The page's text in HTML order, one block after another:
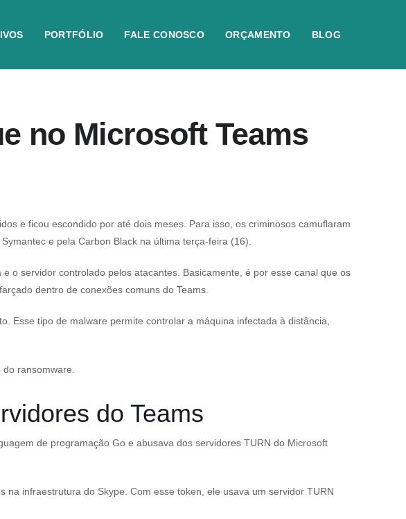
PORTFÓLIO FALE CONOSCO ORÇAMENTO BLOG
no Microsoft Teams
e ficou escondido por até dois meses. Para isso, os criminosos camuflaram
e pela Carbon Black na última terça-feira (16).
o servidor controlado pelos atacantes. Basicamente, é por esse canal que os
dentro de conexões comuns do Teams.
Esse tipo de malware permite controlar a máquina infectada à distância,
ransomware.
do Teams
de programação Go e abusava dos servidores TURN do Microsoft
infraestrutura do Skype. Com esse token, ele usava um servidor TURN